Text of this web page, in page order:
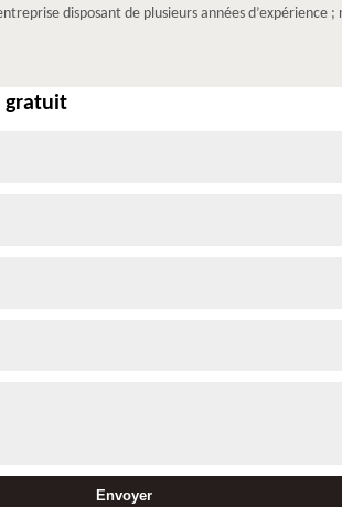
disposant de plusieurs années
gratuit